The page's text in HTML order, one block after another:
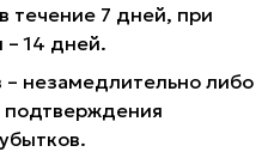
течение 7 дней, при
– 14 дней.
незамедлительно либо
подтверждения